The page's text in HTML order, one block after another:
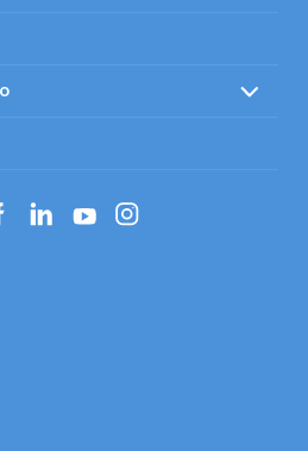
LinkedInYouTubeInstagram